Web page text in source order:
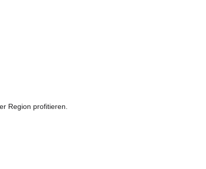
Region profitieren.